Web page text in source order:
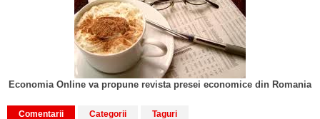
Economia Online va propune revista presei economice din Romania
Comentarii Categorii Taguri